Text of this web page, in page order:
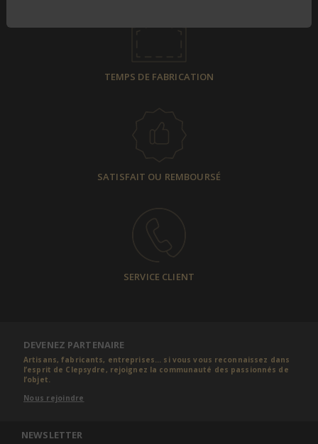
TEMPS DE FABRICATION
SATISFAIT OU REMBOURSÉ
SERVICE CLIENT
DEVENEZ PARTENAIRE
Artisans, fabricants, entreprises... si vous vous reconnaissez dans
l’esprit de Clepsydre, rejoignez la communauté des passionnés de
l’objet.
Nous rejoindre
NEWSLETTER